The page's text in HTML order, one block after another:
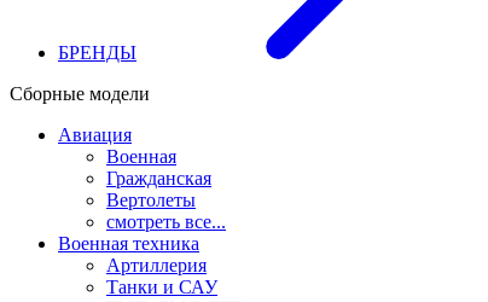
БРЕНДЫ
Сборные модели
Авиация
Военная
Гражданская
Вертолеты
смотреть все...
Военная техника
Артиллерия
Танки и САУ